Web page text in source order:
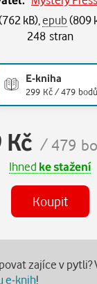
kB), epub(809
248 stran
E-kniha
299 Kč / 479 bodů
Kč / 479
Ihned ke stažení
Koupit
zajíce v pytli?
e-knih!